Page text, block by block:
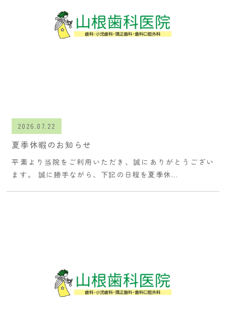
2026.07.22
夏季休暇のお知らせ
平素より当院をご利用いただき、誠にありがとうござい
ます。 誠に勝手ながら、下記の日程を夏季休...